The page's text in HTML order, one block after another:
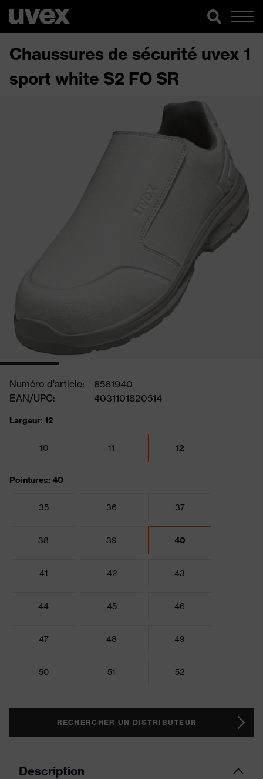
Chaussures de sécurité uvex 1
sport white S2 FO SR
Numéro d'article:
6581940
EAN/UPC:
4031101820514
Largeur: 12
10 11 12
Pointures: 40
35 36 37
38 39 40
41 42 43
44 45 46
47 48 49
50 51 52
RECHERCHER UN DISTRIBUTEUR
Description